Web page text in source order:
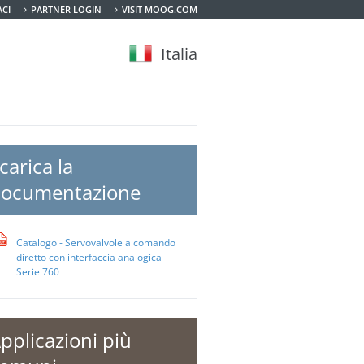
PARTNER LOGIN VISIT MOOG.COM
Italia
la
Catalogo - Servovalvole a comando
diretto con interfaccia analogica
Serie 760
più